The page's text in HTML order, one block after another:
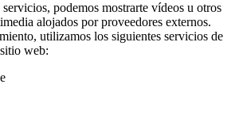
podemos mostrarte vídeos u otros
alojados por proveedores externos.
utilizamos los siguientes servicios de
web: